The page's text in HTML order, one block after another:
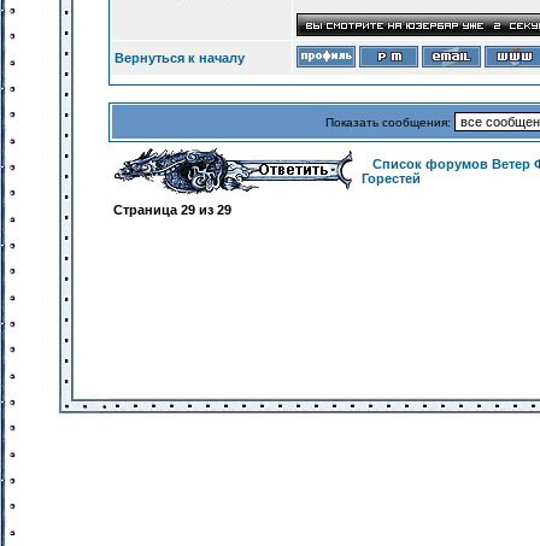
Вернуться к началу
Показать сообщения:
Список форумов Ветер
Горестей
Страница 29 из 29